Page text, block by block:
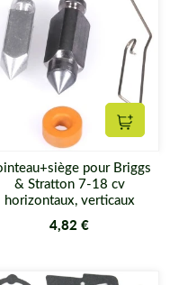
pour Briggs
& Stratton 7-18 cv
horizontaux, verticaux
4,82 €